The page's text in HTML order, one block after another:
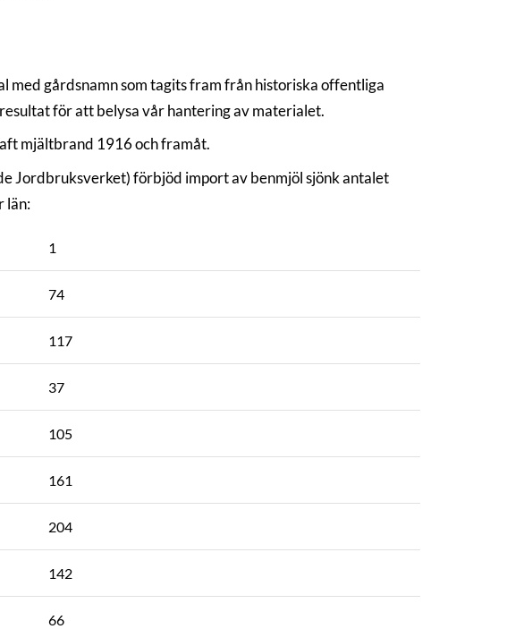
med gårdsnamn som tagits fram från historiska offentliga
för att belysa vår hantering av materialet.
mjältbrand 1916 och framåt.
Jordbruksverket) förbjöd import av benmjöl sjönk antalet
län:
1
74
117
37
105
161
204
142
66